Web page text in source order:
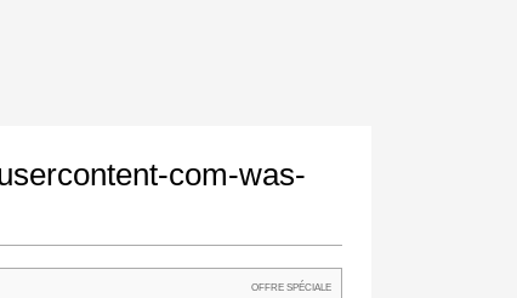
com-was-
OFFRE SPÉCIALE